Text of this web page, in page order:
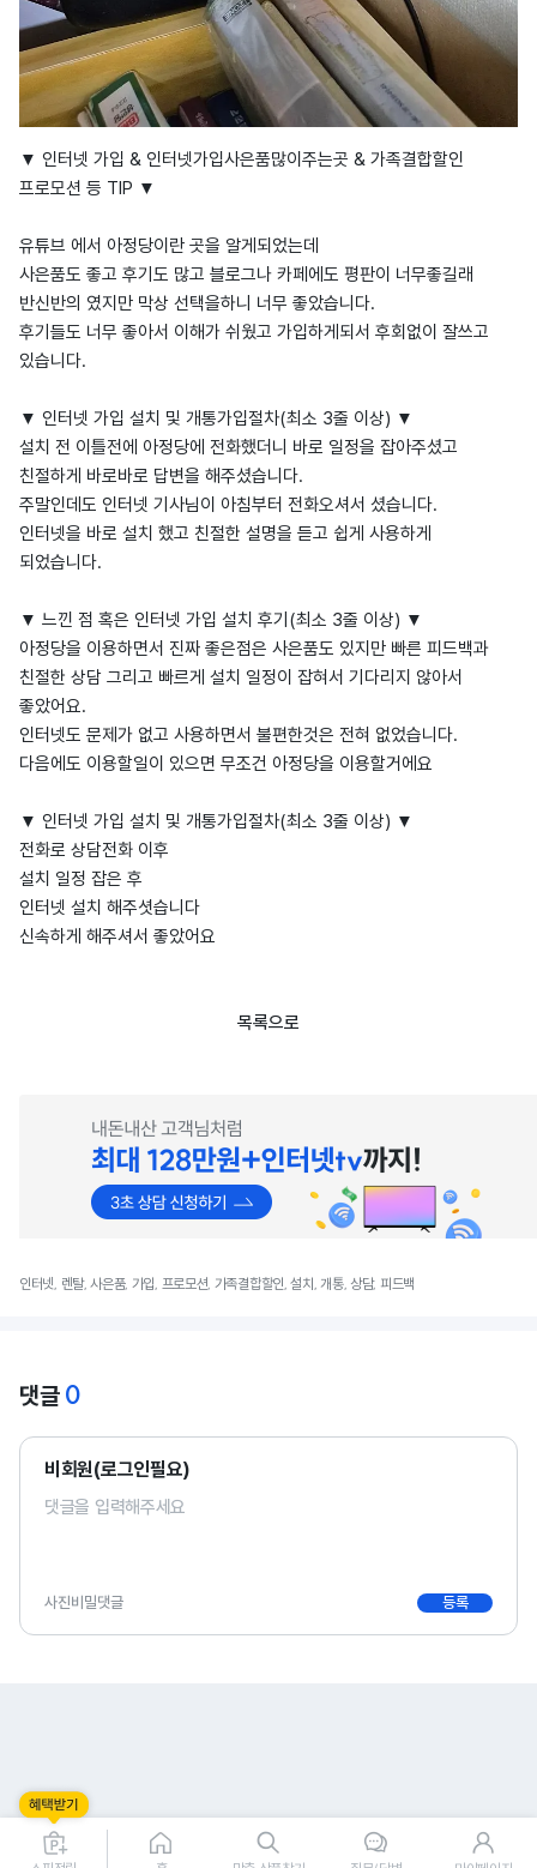
▼ 인터넷 가입 & 인터넷가입사은품많이주는곳 & 가족결합할인
프로모션 등 TIP ▼
유튜브 에서 아정당이란 곳을 알게되었는데
사은품도 좋고 후기도 많고 블로그나 카페에도 평판이 너무좋길래
반신반의 였지만 막상 선택을하니 너무 좋았습니다.
후기들도 너무 좋아서 이해가 쉬웠고 가입하게되서 후회없이 잘쓰고
있습니다.
▼ 인터넷 가입 설치 및 개통가입절차(최소 3줄 이상) ▼
설치 전 이틀전에 아정당에 전화했더니 바로 일정을 잡아주셨고
친절하게 바로바로 답변을 해주셨습니다.
주말인데도 인터넷 기사님이 아침부터 전화오셔서 셨습니다.
인터넷을 바로 설치 했고 친절한 설명을 듣고 쉽게 사용하게
되었습니다.
▼ 느낀 점 혹은 인터넷 가입 설치 후기(최소 3줄 이상) ▼
아정당을 이용하면서 진짜 좋은점은 사은품도 있지만 빠른 피드백과
친절한 상담 그리고 빠르게 설치 일정이 잡혀서 기다리지 않아서
좋았어요.
인터넷도 문제가 없고 사용하면서 불편한것은 전혀 없었습니다.
다음에도 이용할일이 있으면 무조건 아정당을 이용할거에요
▼ 인터넷 가입 설치 및 개통가입절차(최소 3줄 이상) ▼
전화로 상담전화 이후
설치 일정 잡은 후
인터넷 설치 해주셧습니다
신속하게 해주셔서 좋았어요
목록으로
인터넷, 렌탈, 사은품, 가입, 프로모션, 가족결합할인, 설치, 개통, 상담, 피드백
댓글 0
비회원(로그인필요)
사진비밀댓글 등록
0